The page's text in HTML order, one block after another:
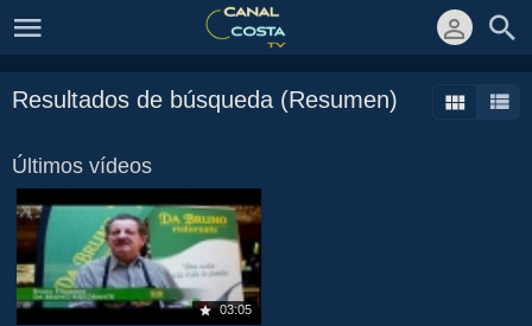
Resultados de búsqueda (Resumen)
Últimos vídeos
03:05